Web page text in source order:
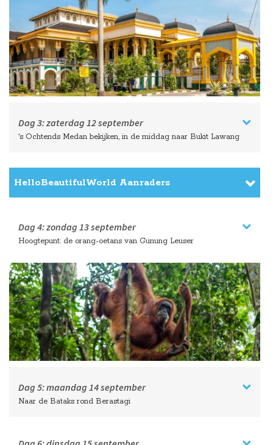
Dag 3:zaterdag 12 september
's Ochtends Medan bekijken, in de middag naar Bukit Lawang
HelloBeautifulWorld Aanraders
Dag 4:zondag 13 september
Hoogtepunt: de orang-oetans van Gunung Leuser
Dag 5:maandag 14 september
Naar de Bataks rond Berastagi